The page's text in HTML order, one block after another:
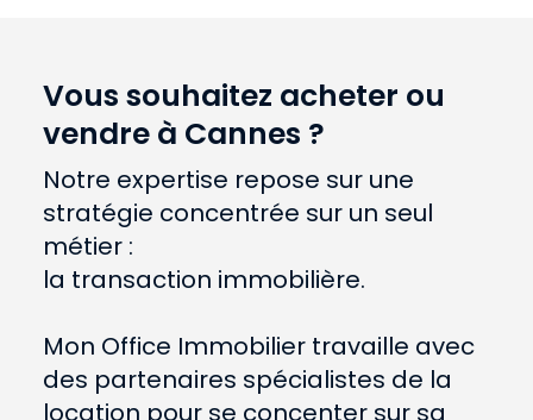
Vous souhaitez acheter ou
vendre à Cannes ?
Notre expertise repose sur une
stratégie concentrée sur un seul
métier :
la transaction immobilière.
Mon Office Immobilier travaille avec
des partenaires spécialistes de la
location pour se concenter sur sa